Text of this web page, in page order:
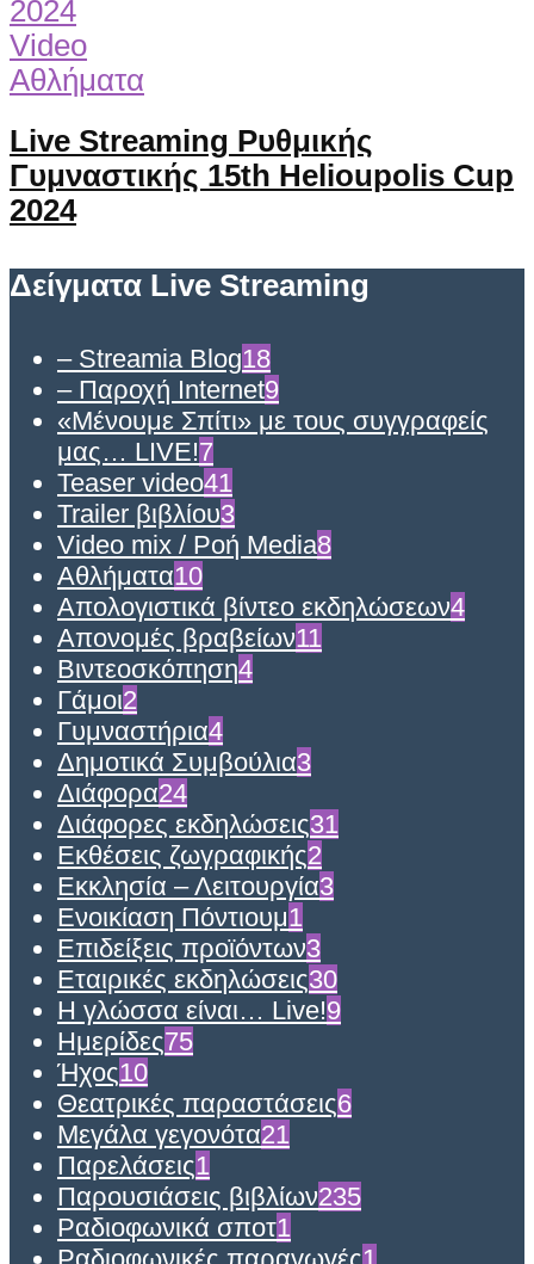
Video
Αθλήματα
Live Streaming Ρυθμικής
Γυμναστικής 15th Helioupolis Cup
2024
Δείγματα Live Streaming
– Streamia Blog18
– Παροχή Internet9
«Μένουμε Σπίτι» με τους συγγραφείς
μας… LIVE!7
Teaser video41
Trailer βιβλίου3
Video mix / Ροή Media8
Αθλήματα10
Απολογιστικά βίντεο εκδηλώσεων4
Απονομές βραβείων11
Βιντεοσκόπηση4
Γάμοι2
Γυμναστήρια4
Δημοτικά Συμβούλια3
Διάφορα24
Διάφορες εκδηλώσεις31
Εκθέσεις ζωγραφικής2
Εκκλησία – Λειτουργία3
Ενοικίαση Πόντιουμ1
Επιδείξεις προϊόντων3
Εταιρικές εκδηλώσεις30
Η γλώσσα είναι… Live!9
Ημερίδες75
Ήχος10
Θεατρικές παραστάσεις6
Μεγάλα γεγονότα21
Παρελάσεις1
Παρουσιάσεις βιβλίων235
Ραδιοφωνικά σποτ1